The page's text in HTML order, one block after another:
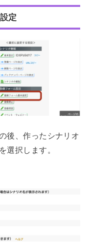
定
後、作ったシナリオ
選択します。